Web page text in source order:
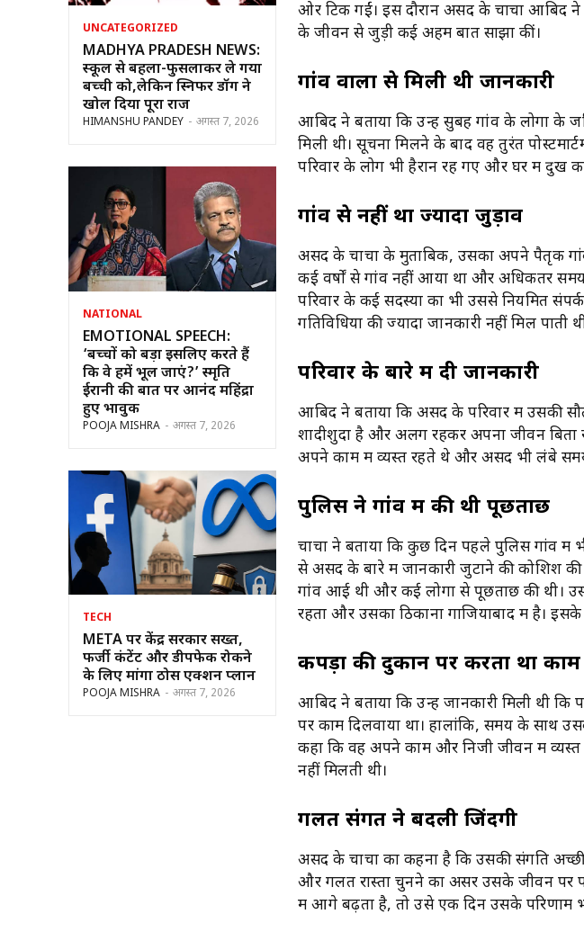
UNCATEGORIZED
MADHYA PRADESH NEWS:
स्कूल से बहला-फुसलाकर ले गया
बच्ची को,लेकिन स्निफर डॉग ने
खोल दिया पूरा राज
HIMANSHU PANDEY - अगस्त 7, 2026
NATIONAL
EMOTIONAL SPEECH:
‘बच्चों को बड़ा इसलिए करते हैं
कि वे हमें भूल जाएं?’ स्मृति
ईरानी की बात पर आनंद महिंद्रा
हुए भावुक
POOJA MISHRA - अगस्त 7, 2026
TECH
META पर केंद्र सरकार सख्त,
फर्जी कंटेंट और डीपफेक रोकने
के लिए मांगा ठोस एक्शन प्लान
POOJA MISHRA - अगस्त 7, 2026
ओर टिक गईं। इस दौरान असद के चाचा आबिद ने
के जीवन से जुड़ी कई अहम बातें साझा कीं।
गांव वालों से मिली थी जानकारी
आबिद ने बताया कि उन्हें सुबह गांव के लोगों के
मिली थी। सूचना मिलने के बाद वह तुरंत
परिवार के लोग भी हैरान रह गए और घर में दुख
गांव से नहीं था ज्यादा जुड़ाव
असद के चाचा के मुताबिक, उसका अपने पैतृक
कई वर्षों से गांव नहीं आया था और अधिकतर समय
परिवार के कई सदस्यों का भी उससे नियमित
गतिविधियों की ज्यादा जानकारी नहीं मिल पाती
परिवार के बारे में दी जानकारी
आबिद ने बताया कि असद के परिवार में उसकी
शादीशुदा है और अलग रहकर अपना जीवन बिता
अपने काम में व्यस्त रहते थे और असद भी लंबे
पुलिस ने गांव में की थी पूछताछ
चाचा ने बताया कि कुछ दिन पहले पुलिस गांव में
से असद के बारे में जानकारी जुटाने की कोशिश की
गांव आई थी और कई लोगों से पूछताछ की थी।
रहता और उसका ठिकाना गाजियाबाद में है।
कपड़ों की दुकान पर करता था काम
आबिद ने बताया कि उन्हें जानकारी मिली थी
पर काम दिलवाया था। हालांकि, समय के साथ
कहा कि वह अपने काम और निजी जीवन में व्यस्त
नहीं मिलती थी।
गलत संगत ने बदली जिंदगी
असद के चाचा का कहना है कि उसकी संगति
और गलत रास्ता चुनने का असर उसके जीवन पर
में आगे बढ़ता है, तो उसे एक दिन उसके परिणाम